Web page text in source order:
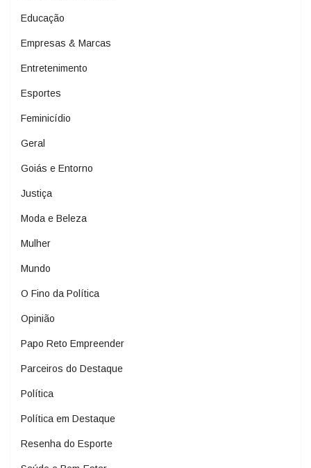
Educação
Empresas & Marcas
Entretenimento
Esportes
Feminicídio
Geral
Goiás e Entorno
Justiça
Moda e Beleza
Mulher
Mundo
O Fino da Política
Opinião
Papo Reto Empreender
Parceiros do Destaque
Política
Política em Destaque
Resenha do Esporte